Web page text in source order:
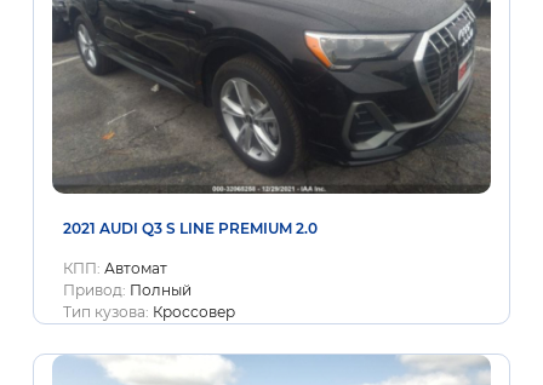
2021 AUDI Q3 S LINE PREMIUM 2.0
КПП: Автомат
Привод: Полный
Тип кузова: Кроссовер